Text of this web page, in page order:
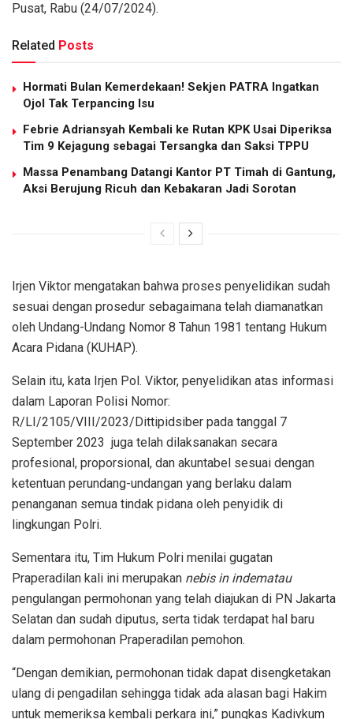
Pusat, Rabu (24/07/2024).
Related Posts
Hormati Bulan Kemerdekaan! Sekjen PATRA Ingatkan
Ojol Tak Terpancing Isu
Febrie Adriansyah Kembali ke Rutan KPK Usai Diperiksa
Tim 9 Kejagung sebagai Tersangka dan Saksi TPPU
Massa Penambang Datangi Kantor PT Timah di Gantung,
Aksi Berujung Ricuh dan Kebakaran Jadi Sorotan
Irjen Viktor mengatakan bahwa proses penyelidikan sudah
sesuai dengan prosedur sebagaimana telah diamanatkan
oleh Undang-Undang Nomor 8 Tahun 1981 tentang Hukum
Acara Pidana (KUHAP).
Selain itu, kata Irjen Pol. Viktor, penyelidikan atas informasi
dalam Laporan Polisi Nomor:
R/LI/2105/VIII/2023/Dittipidsiber pada tanggal 7
September 2023 juga telah dilaksanakan secara
profesional, proporsional, dan akuntabel sesuai dengan
ketentuan perundang-undangan yang berlaku dalam
penanganan semua tindak pidana oleh penyidik di
lingkungan Polri.
Sementara itu, Tim Hukum Polri menilai gugatan
Praperadilan kali ini merupakan nebis in indematau
pengulangan permohonan yang telah diajukan di PN Jakarta
Selatan dan sudah diputus, serta tidak terdapat hal baru
dalam permohonan Praperadilan pemohon.
“Dengan demikian, permohonan tidak dapat disengketakan
ulang di pengadilan sehingga tidak ada alasan bagi Hakim
untuk memeriksa kembali perkara ini,” pungkas Kadivkum